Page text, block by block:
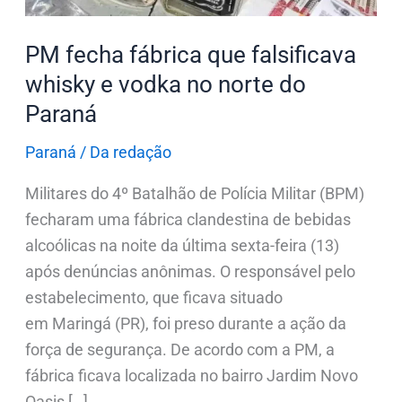
PM fecha fábrica que falsificava
whisky e vodka no norte do
Paraná
Paraná / Da redação
Militares do 4º Batalhão de Polícia Militar (BPM)
fecharam uma fábrica clandestina de bebidas
alcoólicas na noite da última sexta-feira (13)
após denúncias anônimas. O responsável pelo
estabelecimento, que ficava situado
em Maringá (PR), foi preso durante a ação da
força de segurança. De acordo com a PM, a
fábrica ficava localizada no bairro Jardim Novo
norte
do
Paraná